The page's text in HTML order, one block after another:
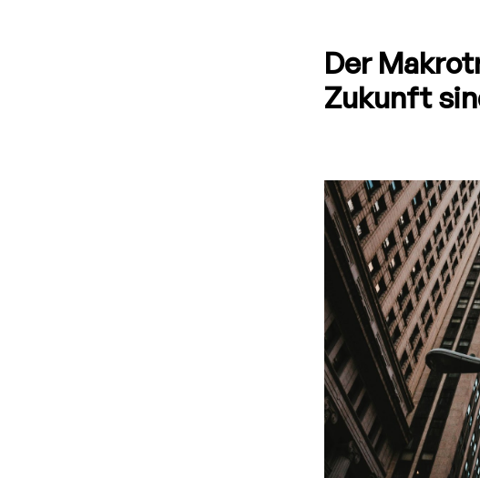
Der
Zukunft